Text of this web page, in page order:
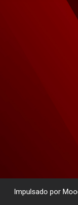
Impulsado por